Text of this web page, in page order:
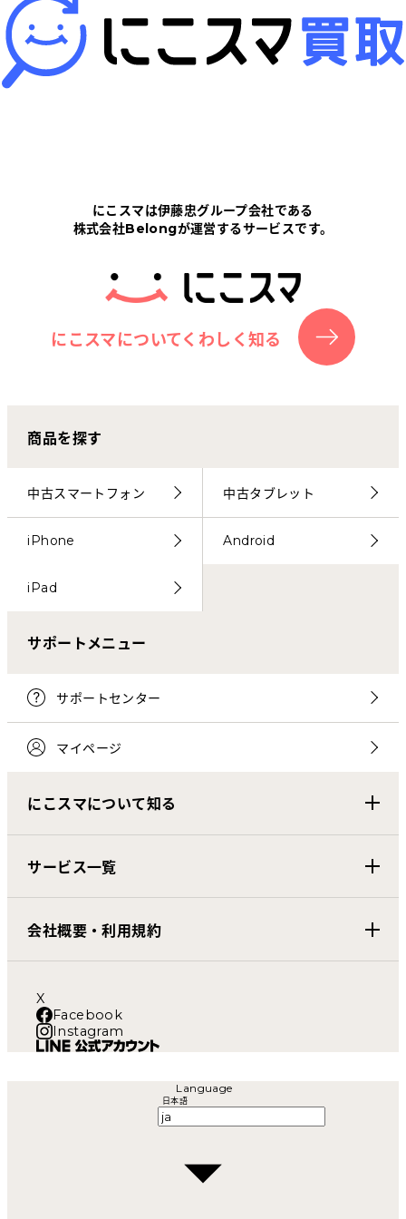
にこスマは伊藤忠グループ会社である
株式会社Belongが運営するサービスです。
にこスマについてくわしく知る
商品を探す
中古スマートフォン 中古タブレット
iPhone Android
iPad
サポートメニュー
サポートセンター
マイページ
にこスマについて知る
サービス一覧
会社概要・利用規約
X
Facebook
Instagram
Language
日本語